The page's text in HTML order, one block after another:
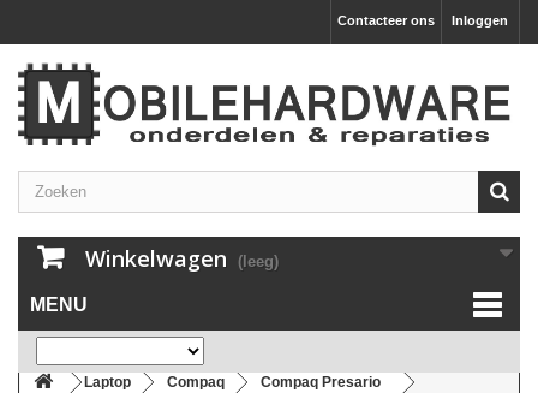
Inloggen
Contacteer ons
Winkelwagen (leeg)
MENU
Laptop Compaq
Compaq Presario